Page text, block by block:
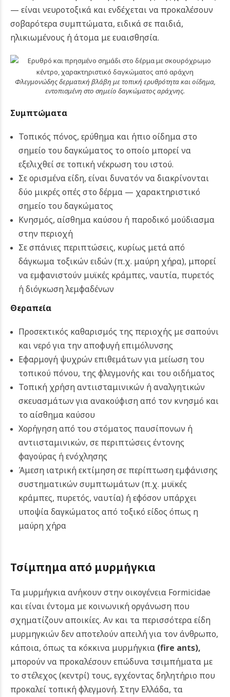
— είναι νευροτοξικά και ενδέχεται να προκαλέσουν
σοβαρότερα συμπτώματα, ειδικά σε παιδιά,
ηλικιωμένους ή άτομα με ευαισθησία.
Φλεγμονώδης δερματική βλάβη με τοπική ερυθρότητα και οίδημα,
εντοπισμένη στο σημείο δαγκώματος αράχνης.
Συμπτώματα
Τοπικός πόνος, ερύθημα και ήπιο οίδημα στο
σημείο του δαγκώματος το οποίο μπορεί να
εξελιχθεί σε τοπική νέκρωση του ιστού.
Σε ορισμένα είδη, είναι δυνατόν να διακρίνονται
δύο μικρές οπές στο δέρμα — χαρακτηριστικό
σημείο του δαγκώματος
Κνησμός, αίσθημα καύσου ή παροδικό μούδιασμα
στην περιοχή
Σε σπάνιες περιπτώσεις, κυρίως μετά από
δάγκωμα τοξικών ειδών (π.χ. μαύρη χήρα), μπορεί
να εμφανιστούν μυϊκές κράμπες, ναυτία, πυρετός
ή διόγκωση λεμφαδένων
Θεραπεία
Προσεκτικός καθαρισμός της περιοχής με σαπούνι
και νερό για την αποφυγή επιμόλυνσης
Εφαρμογή ψυχρών επιθεμάτων για μείωση του
τοπικού πόνου, της φλεγμονής και του οιδήματος
Τοπική χρήση αντιισταμινικών ή αναλγητικών
σκευασμάτων για ανακούφιση από τον κνησμό και
το αίσθημα καύσου
Χορήγηση από του στόματος παυσίπονων ή
αντιισταμινικών, σε περιπτώσεις έντονης
φαγούρας ή ενόχλησης
Άμεση ιατρική εκτίμηση σε περίπτωση εμφάνισης
συστηματικών συμπτωμάτων (π.χ. μυϊκές
κράμπες, πυρετός, ναυτία) ή εφόσον υπάρχει
υποψία δαγκώματος από τοξικό είδος όπως η
μαύρη χήρα
Τσίμπημα από μυρμήγκια
Τα μυρμήγκια ανήκουν στην οικογένεια Formicidae
και είναι έντομα με κοινωνική οργάνωση που
σχηματίζουν αποικίες. Αν και τα περισσότερα είδη
μυρμηγκιών δεν αποτελούν απειλή για τον άνθρωπο,
κάποια, όπως τα κόκκινα μυρμήγκια (fire ants),
μπορούν να προκαλέσουν επώδυνα τσιμπήματα με
το στέλεχος (κεντρί) τους, εγχέοντας δηλητήριο που
προκαλεί τοπική φλεγμονή. Στην Ελλάδα, τα